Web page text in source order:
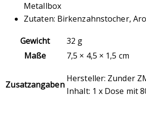
Metallbox
Zutaten: Birkenzahnstocher,
Gewicht
32 g
Maße
7,5 × 4,5 × 1,5 cm
Zusatzangaben
Hersteller: Zunder
Inhalt: 1 x Dose mit